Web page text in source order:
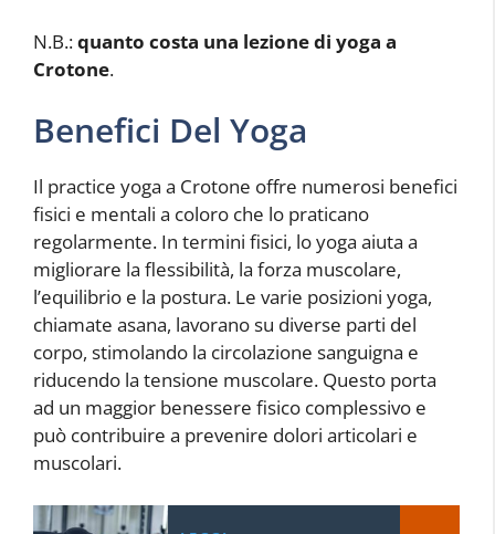
N.B.:quanto costa una lezione di yoga a
Crotone.
Benefici Del Yoga
Il practice yoga a Crotone offre numerosi benefici
fisici e mentali a coloro che lo praticano
regolarmente. In termini fisici, lo yoga aiuta a
migliorare la flessibilità, la forza muscolare,
l’equilibrio e la postura. Le varie posizioni yoga,
chiamate asana, lavorano su diverse parti del
corpo, stimolando la circolazione sanguigna e
riducendo la tensione muscolare. Questo porta
ad un maggior benessere fisico complessivo e
può contribuire a prevenire dolori articolari e
muscolari.